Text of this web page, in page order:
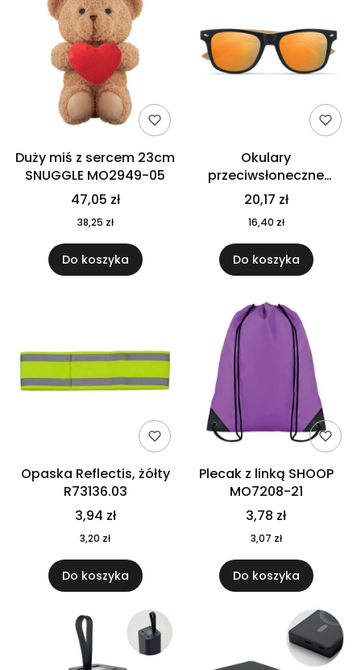
Duży miś z sercem 23cm
SNUGGLE MO2949-05
47,05 zł
38,25 zł
Do koszyka
Okulary
przeciwsłoneczne
CALIFORNIA TOUCH
MO9617-10
20,17 zł
16,40 zł
Do koszyka
Opaska Reflectis, żółty
R73136.03
3,94 zł
3,20 zł
Do koszyka
Plecak z linką SHOOP
MO7208-21
3,78 zł
3,07 zł
Do koszyka